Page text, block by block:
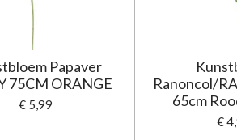
Papaver
75CM ORANGE
€ 5,99
Ranoncol/
65cm
€